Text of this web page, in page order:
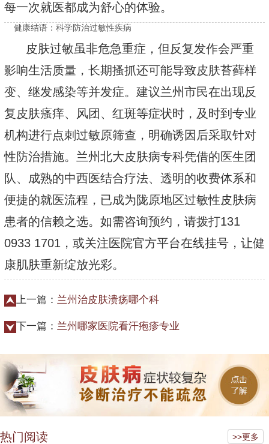
每一次就医都成为舒心的体验。
健康结语：科学防治过敏性疾病
皮肤过敏虽非危急重症，但反复发作会严重
影响生活质量，长期搔抓还可能导致皮肤苔藓样
变、继发感染等并发症。建议兰州市民在出现反
复皮肤瘙痒、风团、红斑等症状时，及时到专业
机构进行点刺过敏原筛查，明确诱因后采取针对
性防治措施。兰州北大皮肤病专科凭借的医生团
队、成熟的中西医结合疗法、透明的收费体系和
便捷的就医流程，已成为陇原地区过敏性皮肤病
患者的信赖之选。如需咨询预约，请拨打131
0933 1701，或关注医院官方平台在线挂号，让健
康肌肤重新绽放光彩。
上一篇： 兰州治皮肤溃疡哪个科
下一篇： 兰州哪家医院看汗疱疹专业
热门阅读 >>更多